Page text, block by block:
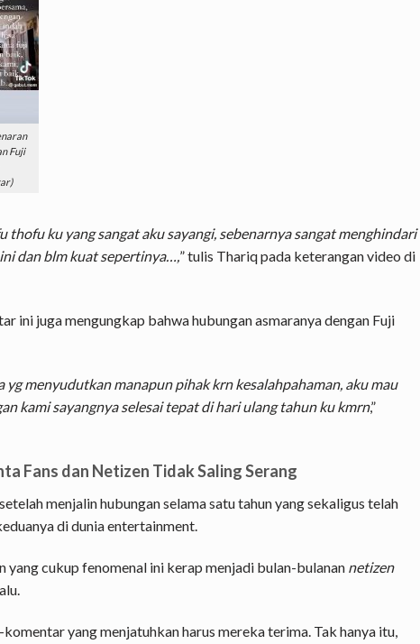
Fuji
thofu ku yang sangat aku sayangi, sebenarnya sangat menghindari
dan blm kuat sepertinya…,” tulis Thariq pada keterangan video di
ini juga mengungkap bahwa hubungan asmaranya dengan Fuji
yg menyudutkan manapun pihak krn kesalahpahaman, aku mau
kami sayangnya selesai tepat di hari ulang tahun ku kmrn,”
Fans dan Netizen Tidak Saling Serang
menjalin hubungan selama satu tahun yang sekaligus telah
di dunia entertainment.
yang cukup fenomenal ini kerap menjadi bulan-bulanan netizen
yang menjatuhkan harus mereka terima. Tak hanya itu,